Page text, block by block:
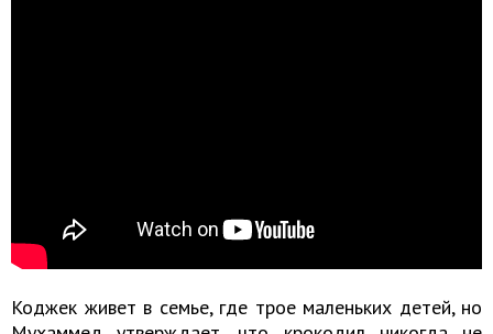
Коджек живет в семье, где трое маленьких детей, но